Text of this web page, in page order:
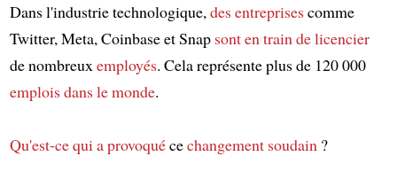
Dans l'industrie technologique,des entreprisescomme
Twitter, Meta, Coinbase et Snap sont en train de licencier
de nombreuxemployés. Cela représente plus de 120 000
emploisdans le monde.
Qu'est-ce qui a provoquécechangement soudain?